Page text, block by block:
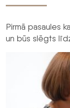
Pirmā pasaules
un būs slēgts